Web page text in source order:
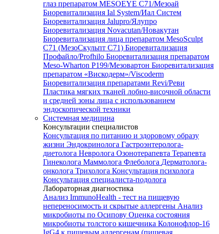
глаз препаратом MESOEYE C71/Мезоай
Биоревитализация Ial System/Иал Систем
Биоревитализация Jalupro/Ялупро
Биоревитализация Novacutan/Новакутан
Биоревитализация лица препаратом MesoSculpt
C71 (МезоСкульпт С71) Биоревитализация
Профайло/Profhilo Биоревитализация препаратом
Meso-Wharton P199/Мезовартон Биоревитализация
препаратом «Вискодерм»/Viscoderm
Биоревитализация препаратами Revi/Реви
Пластика мягких тканей лобно-височной области
и средней зоны лица с использованием
эндоскопической техники
Системная медицина
Консультации специалистов
Консультация по питанию и здоровому образу
жизни Эндокринолога Гастроэнтеролога-
диетолога Невролога Озонотерапевта Терапевта
Гинеколога Маммолога Флеболога Дерматолога-
онколога Трихолога Консультация психолога
Консультация специалиста-подолога
Лабораторная диагностика
Анализ ImmunoHealth - тест на пищевую
непереносимость и скрытые аллергены Анализ
микробиоты по Осипову Оценка состояния
микробиоты толстого кишечника Колонофлор-16
IgG4 к пищевым аллергенам (пищевая